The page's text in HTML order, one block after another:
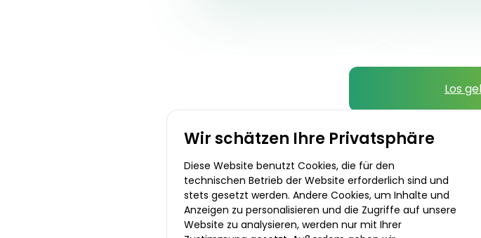
Los
Wir schätzen Ihre Privatsphäre
Diese Website benutzt Cookies, die für den
technischen Betrieb der Website erforderlich sind und
stets gesetzt werden. Andere Cookies, um Inhalte und
Anzeigen zu personalisieren und die Zugriffe auf unsere
Website zu analysieren, werden nur mit Ihrer